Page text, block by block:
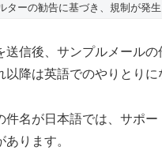
ターの勧告に基づき、規制が発
送信後、サンプルメールの
降は英語でのやりとりに
件名が日本語では、サポー
ります。